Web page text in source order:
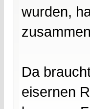
wurden,
Da
eisernen